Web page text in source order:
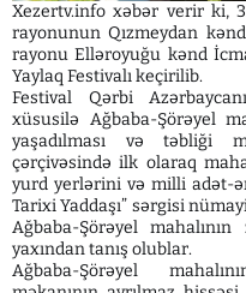
Xezertv.info xəbər verir ki,
rayonunun Qızmeydan
rayonu Elləroyuğu kənd
Yaylaq Festivalı keçirilib.
Festival Qərbi
xüsusilə Ağbaba-Şörəyel
yaşadılması və təbliği
çərçivəsində ilk olaraq
yurd yerlərini və milli adət-
Tarixi Yaddaşı” sərgisi
Ağbaba-Şörəyel
yaxından tanış olublar.
Ağbaba-Şörəyel